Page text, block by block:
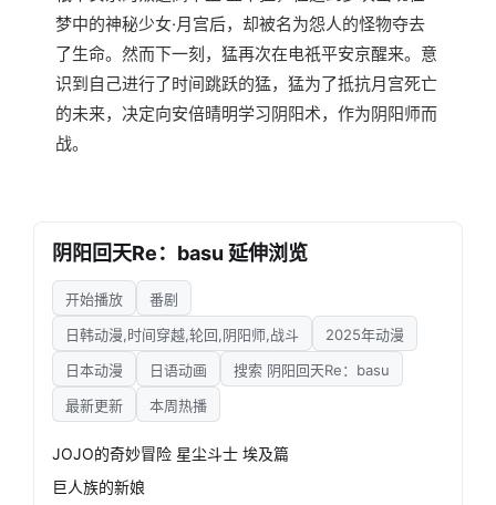
梦中的神秘少女·月宫后，却被名为怨人的怪物夺去
了生命。然而下一刻，猛再次在电祇平安京醒来。意
识到自己进行了时间跳跃的猛，猛为了抵抗月宫死亡
的未来，决定向安倍晴明学习阴阳术，作为阴阳师而
战。
阴阳回天Re：basu 延伸浏览
开始播放
番剧
日韩动漫,时间穿越,轮回,阴阳师,战斗
2025年动漫
日本动漫
日语动画
搜索 阴阳回天Re：basu
最新更新
本周热播
JOJO的奇妙冒险 星尘斗士 埃及篇
巨人族的新娘